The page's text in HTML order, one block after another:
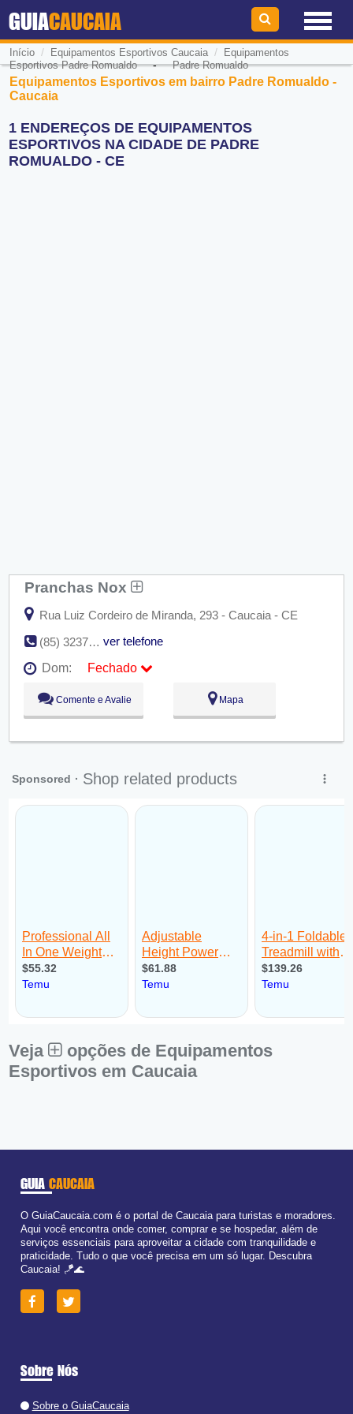
GUIACAUCAIA
Início / Equipamentos Esportivos Caucaia/
Equipamentos
Esportivos Padre Romualdo-Padre Romualdo
Equipamentos Esportivos em bairro Padre Romualdo -
Caucaia
1 ENDEREÇOS DE EQUIPAMENTOS
ESPORTIVOS NA CIDADE DE PADRE
ROMUALDO - CE
Pranchas Nox
Rua Luiz Cordeiro de Miranda, 293 - Caucaia - CE
(85) 3237-3860 / (85) 8875-6322 / (85) 9964-8190
ver telefone
Dom:
Fechado
Seg:
Ter:
09:00 - 18:00
Qua:
09:00 - 18:00
Sex:
09:00 - 18:00
Dom:
Fechado
Comente e Avalie Mapa
Veja
opções de Equipamentos
Esportivos em Caucaia
GUIA CAUCAIA
O GuiaCaucaia.com é o portal de Caucaia para turistas e moradores.
Aqui você encontra onde comer, comprar e se hospedar, além de
serviços essenciais para aproveitar a cidade com tranquilidade e
praticidade. Tudo o que você precisa em um só lugar. Descubra
Caucaia! 🪁🌊
Sobre Nós
Sobre o GuiaCaucaia